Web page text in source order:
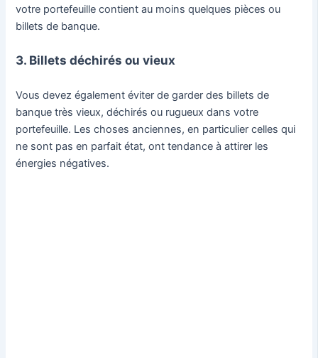
votre portefeuille contient au moins quelques pièces ou
billets de banque.
3. Billets déchirés ou vieux
Vous devez également éviter de garder des billets de
banque très vieux, déchirés ou rugueux dans votre
portefeuille. Les choses anciennes, en particulier celles qui
ne sont pas en parfait état, ont tendance à attirer les
énergies négatives.